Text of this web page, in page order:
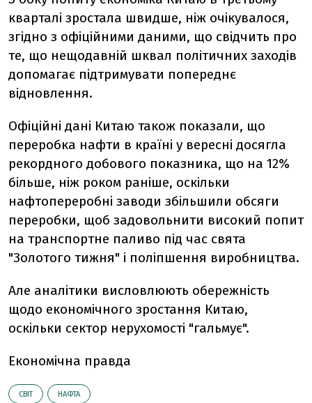
кварталі зростала швидше, ніж очікувалося,
згідно з офіційними даними, що свідчить про
те, що нещодавній шквал політичних заходів
допомагає підтримувати попереднє
відновлення.
Офіційні дані Китаю також показали, що
переробка нафти в країні у вересні досягла
рекордного добового показника, що на 12%
більше, ніж роком раніше, оскільки
нафтопереробні заводи збільшили обсяги
переробки, щоб задовольнити високий попит
на транспортне паливо під час свята
"Золотого тижня" і поліпшення виробництва.
Але аналітики висловлюють обережність
щодо економічного зростання Китаю,
оскільки сектор нерухомості "гальмує".
Економічна правда
СВІТ НАФТА